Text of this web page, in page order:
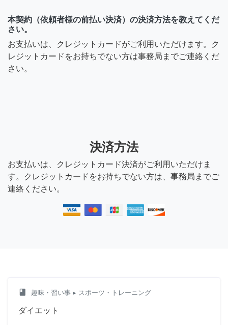
本契約（依頼者様の前払い決済）の決済方法を教えてくだ
さい。
お支払いは、クレジットカードがご利用いただけます。ク
レジットカードをお持ちでない方は事務局までご連絡くだ
さい。
決済方法
お支払いは、クレジットカード決済がご利用いただけま
す。クレジットカードをお持ちでない方は、事務局までご
連絡ください。
class 趣味・習い事 ▸ スポーツ・トレーニング
ダイエット